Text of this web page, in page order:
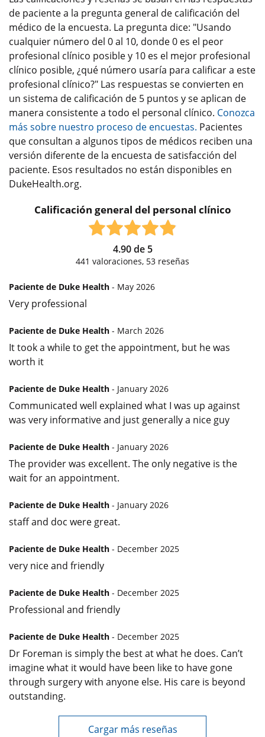
de paciente a la pregunta general de calificación del
médico de la encuesta. La pregunta dice: "Usando
cualquier número del 0 al 10, donde 0 es el peor
profesional clínico posible y 10 es el mejor profesional
clínico posible, ¿qué número usaría para calificar a este
profesional clínico?" Las respuestas se convierten en
un sistema de calificación de 5 puntos y se aplican de
manera consistente a todo el personal clínico. Conozca
más sobre nuestro proceso de encuestas. Pacientes
que consultan a algunos tipos de médicos reciben una
versión diferente de la encuesta de satisfacción del
paciente. Esos resultados no están disponibles en
DukeHealth.org.
Calificación general del personal clínico
4.90de 5
441 valoraciones, 53 reseñas
Paciente de Duke Health - May 2026
Very professional
Paciente de Duke Health - March 2026
It took a while to get the appointment, but he was
worth it
Paciente de Duke Health - January 2026
Communicated well explained what I was up against
was very informative and just generally a nice guy
Paciente de Duke Health - January 2026
The provider was excellent. The only negative is the
wait for an appointment.
Paciente de Duke Health - January 2026
staff and doc were great.
Paciente de Duke Health - December 2025
very nice and friendly
Paciente de Duke Health - December 2025
Professional and friendly
Paciente de Duke Health - December 2025
Dr Foreman is simply the best at what he does. Can’t
imagine what it would have been like to have gone
through surgery with anyone else. His care is beyond
outstanding.
Cargar más reseñas